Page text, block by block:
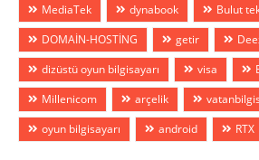
MediaTek
dynabook
Bulut
DOMAİN-HOSTİNG
getir
dizüstü oyun bilgisayarı
visa
Millenicom
arçelik
oyun bilgisayarı
android RTX